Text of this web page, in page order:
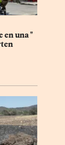
en una "